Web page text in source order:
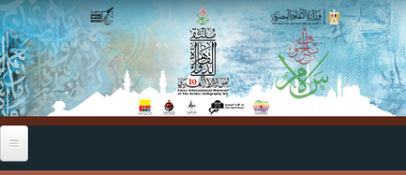
Skip to main content